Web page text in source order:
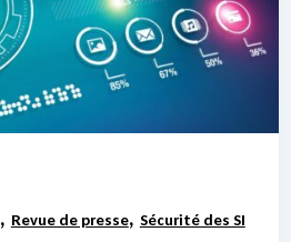
, Revue de presse, Sécurité des SI